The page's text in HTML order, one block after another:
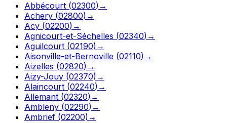
Abbécourt (02300) →
Achery (02800) →
Acy (02200) →
Agnicourt-et-Séchelles (02340) →
Aguilcourt (02190) →
Aisonville-et-Bernoville (02110) →
Aizelles (02820) →
Aizy-Jouy (02370) →
Alaincourt (02240) →
Allemant (02320) →
Ambleny (02290) →
Ambrief (02200) →